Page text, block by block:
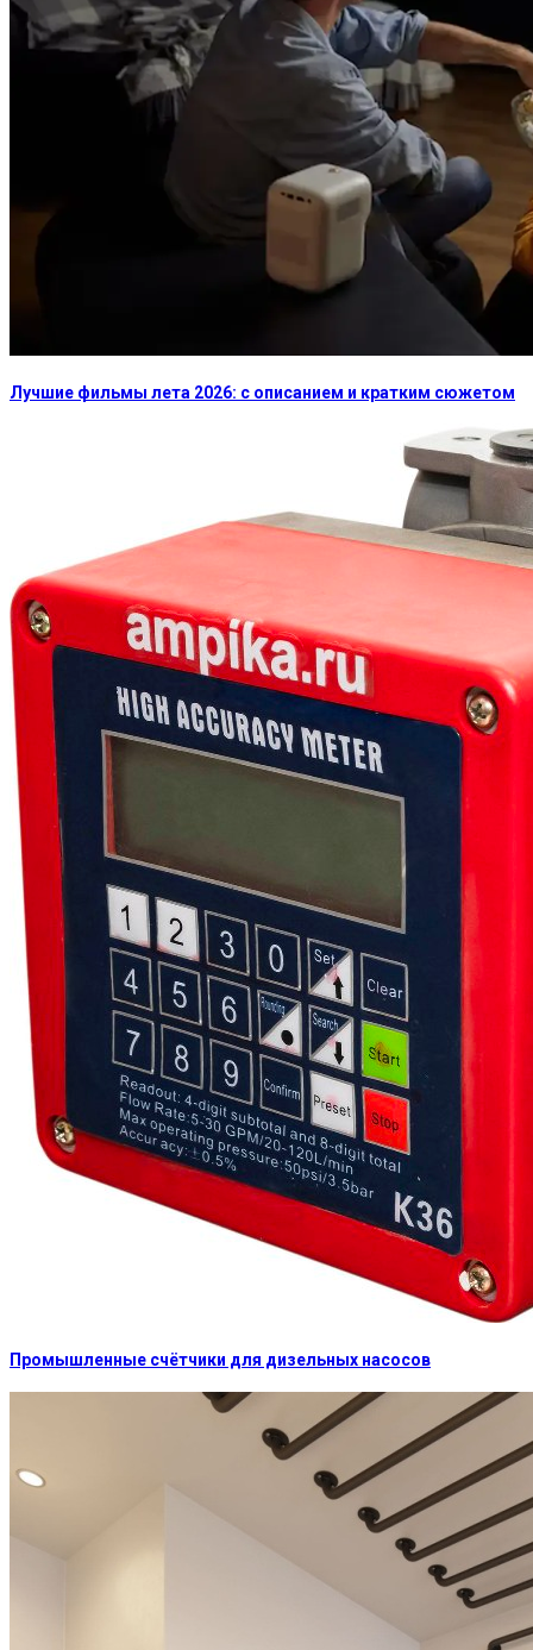
Лучшие фильмы лета 2026: с описанием и кратким сюжетом
Промышленные счётчики для дизельных насосов